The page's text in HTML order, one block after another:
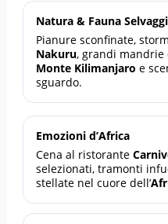
Natura & Fauna
Pianure sconfinate,
Nakuru, grandi
Monte Kilimanjaro e
sguardo.
Emozioni d’Africa
Cena al ristorante
selezionati, tramonti
stellate nel cuore dell’